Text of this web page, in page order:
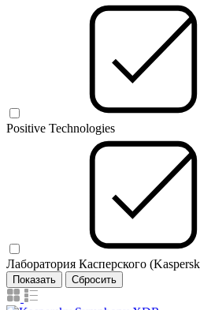
Positive Technologies
Лаборатория Касперского